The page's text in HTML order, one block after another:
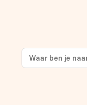
op je eerste aankoop!